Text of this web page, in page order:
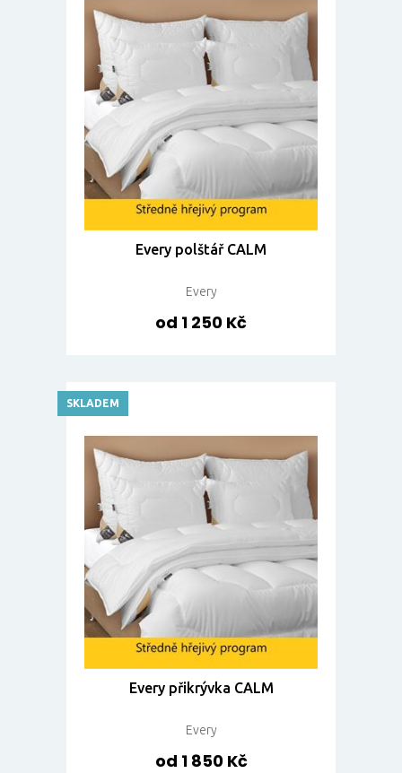
Every polštář CALM
Every
od 1 250 Kč
Every přikrývka CALM
Every
od 1 850 Kč
SKLADEM